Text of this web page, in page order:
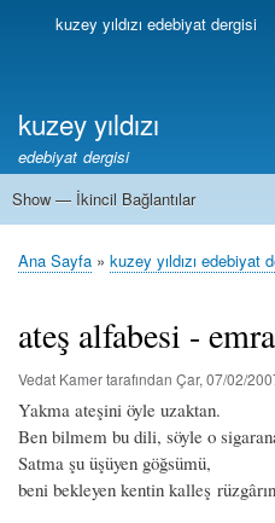
Birincilkuzey yıldızı edebiyat dergisi
kuzey yıldızı
edebiyat dergisi
İkincil
Show — İkincil Bağlantılar
1
2
3
4
5
6
7
8
9
10
11
12
13
Sayfa
Ana Sayfa kuzey yıldızı edebiyat
ateş alfabesi -
Vedat Kamertarafından Çar, 07/02/
Yakma ateşini öyle uzaktan.
Ben bilmem bu dili, söyle o
Satma şu üşüyen göğsümü,
beni bekleyen kentin kalleş